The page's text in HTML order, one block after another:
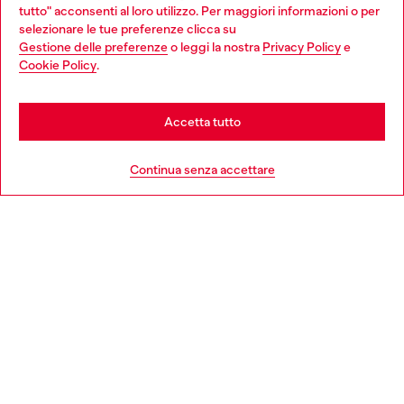
tutto" acconsenti al loro utilizzo. Per maggiori informazioni o per
selezionare le tue preferenze clicca su
Gestione delle preferenzeo leggi la nostra Privacy Policye
Cookie Policy.
Continua senza accettare
Accetta tutto
Choose your location
You are currently browsing Italia website, but it seems you may
be based in United States